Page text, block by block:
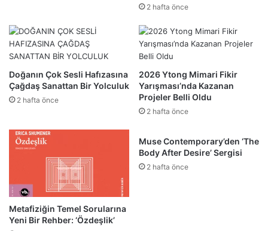
2 hafta önce
Doğanın Çok Sesli Hafızasına
Çağdaş Sanattan Bir Yolculuk
2 hafta önce
2026 Ytong Mimari Fikir
Yarışması’nda Kazanan
Projeler Belli Oldu
2 hafta önce
Metafiziğin Temel Sorularına
Yeni Bir Rehber: ‘Özdeşlik’
Muse Contemporary’den ‘The
Body After Desire’ Sergisi
2 hafta önce